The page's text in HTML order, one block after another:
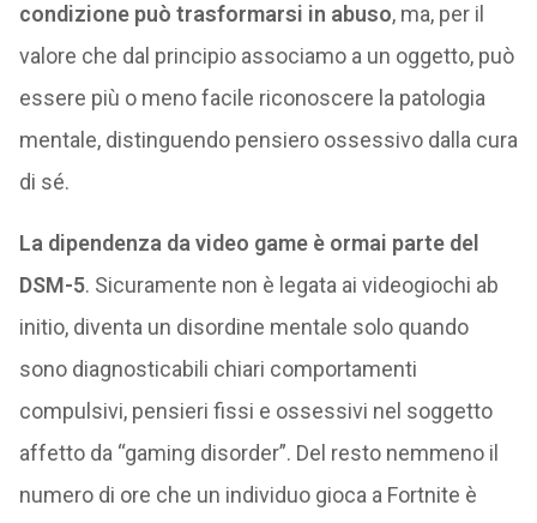
condizione può trasformarsi in abuso, ma, per il
valore che dal principio associamo a un oggetto, può
essere più o meno facile riconoscere la patologia
mentale, distinguendo pensiero ossessivo dalla cura
di sé.
La dipendenza da video game è ormai parte del
DSM-5. Sicuramente non è legata ai videogiochi ab
initio, diventa un disordine mentale solo quando
sono diagnosticabili chiari comportamenti
compulsivi, pensieri fissi e ossessivi nel soggetto
affetto da “gaming disorder”. Del resto nemmeno il
numero di ore che un individuo gioca a Fortnite è